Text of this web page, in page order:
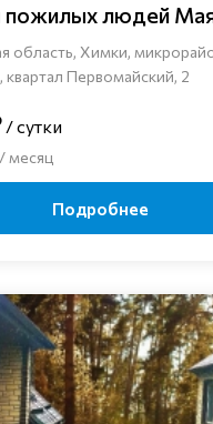
пожилых людей
область, Химки,
квартал Первомайский, 2
/ сутки
месяц
Подробнее